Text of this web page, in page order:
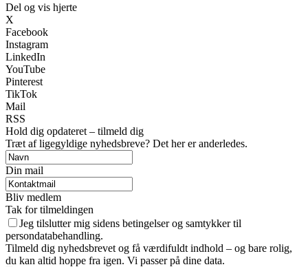
Del og vis hjerte
X
Facebook
Instagram
LinkedIn
YouTube
Pinterest
TikTok
Mail
RSS
Hold dig opdateret – tilmeld dig
Træt af ligegyldige nyhedsbreve? Det her er anderledes.
Din mail
Bliv medlem
Tak for tilmeldingen
Jeg tilslutter mig sidens betingelser og samtykker til
persondatabehandling.
Tilmeld dig nyhedsbrevet og få værdifuldt indhold – og bare rolig,
du kan altid hoppe fra igen. Vi passer på dine data.